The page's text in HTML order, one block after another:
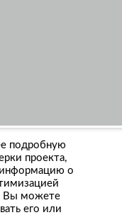
подробную
проекта,
о
Вы можете
его или